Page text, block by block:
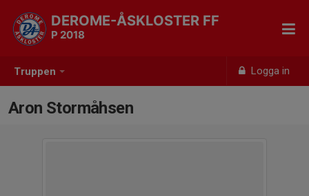
Truppen Logga in
DEROME-ÅSKLOSTER FF
P 2018
Aron Stormåhsen